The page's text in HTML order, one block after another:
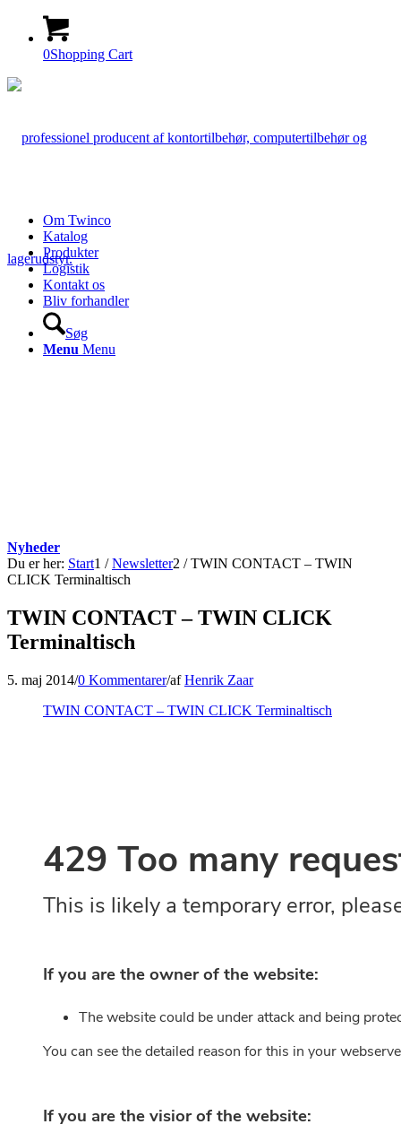
0Shopping Cart
Om Twinco
Katalog
Produkter
Logistik
Kontakt os
Bliv forhandler
Søg
Menu Menu
Nyheder
Du er her: Start1 / Newsletter2 / TWIN CONTACT – TWIN
CLICK Terminaltisch
TWIN CONTACT – TWIN CLICK
Terminaltisch
5. maj 2014/0 Kommentarer/afHenrik Zaar
TWIN CONTACT – TWIN CLICK Terminaltisch